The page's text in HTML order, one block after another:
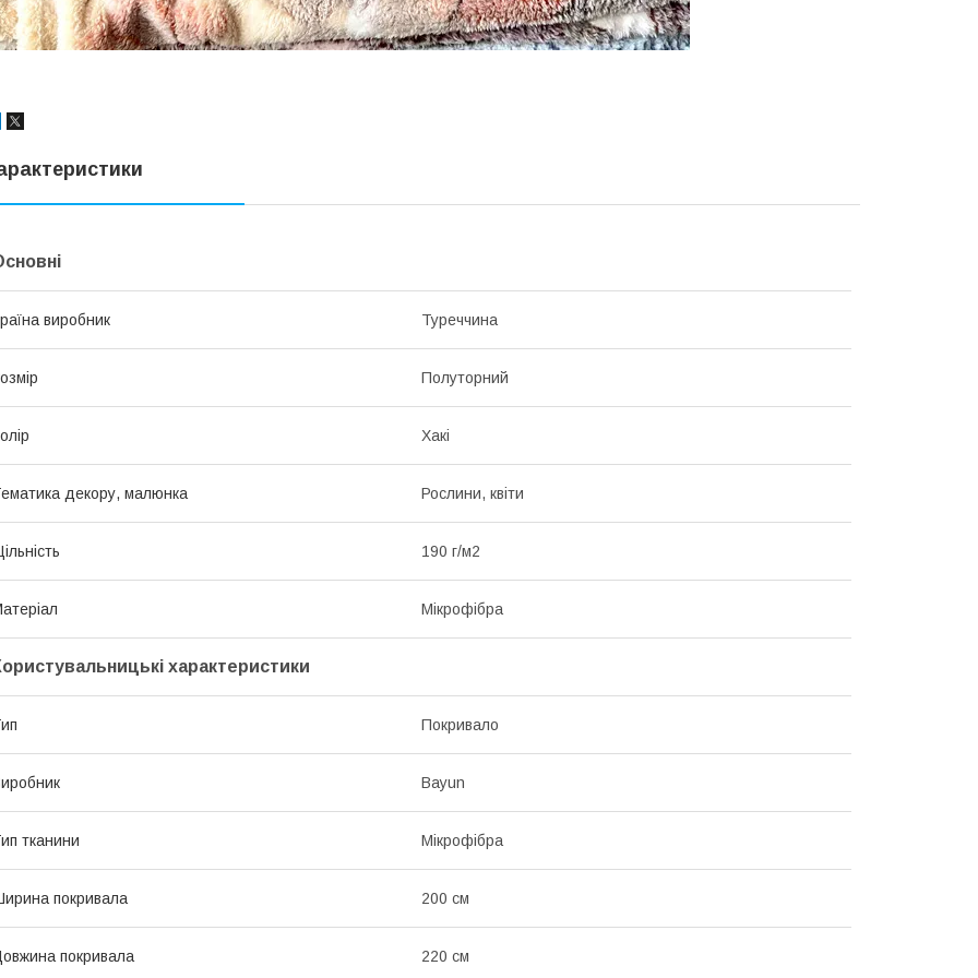
виробник Туреччина
Полуторний
Хакі
декору, малюнка Рослини, квіти
190 г/м2
Мікрофібра
характеристики
Покривало
Bayun
тканини Мікрофібра
покривала 200 см
покривала 220 см